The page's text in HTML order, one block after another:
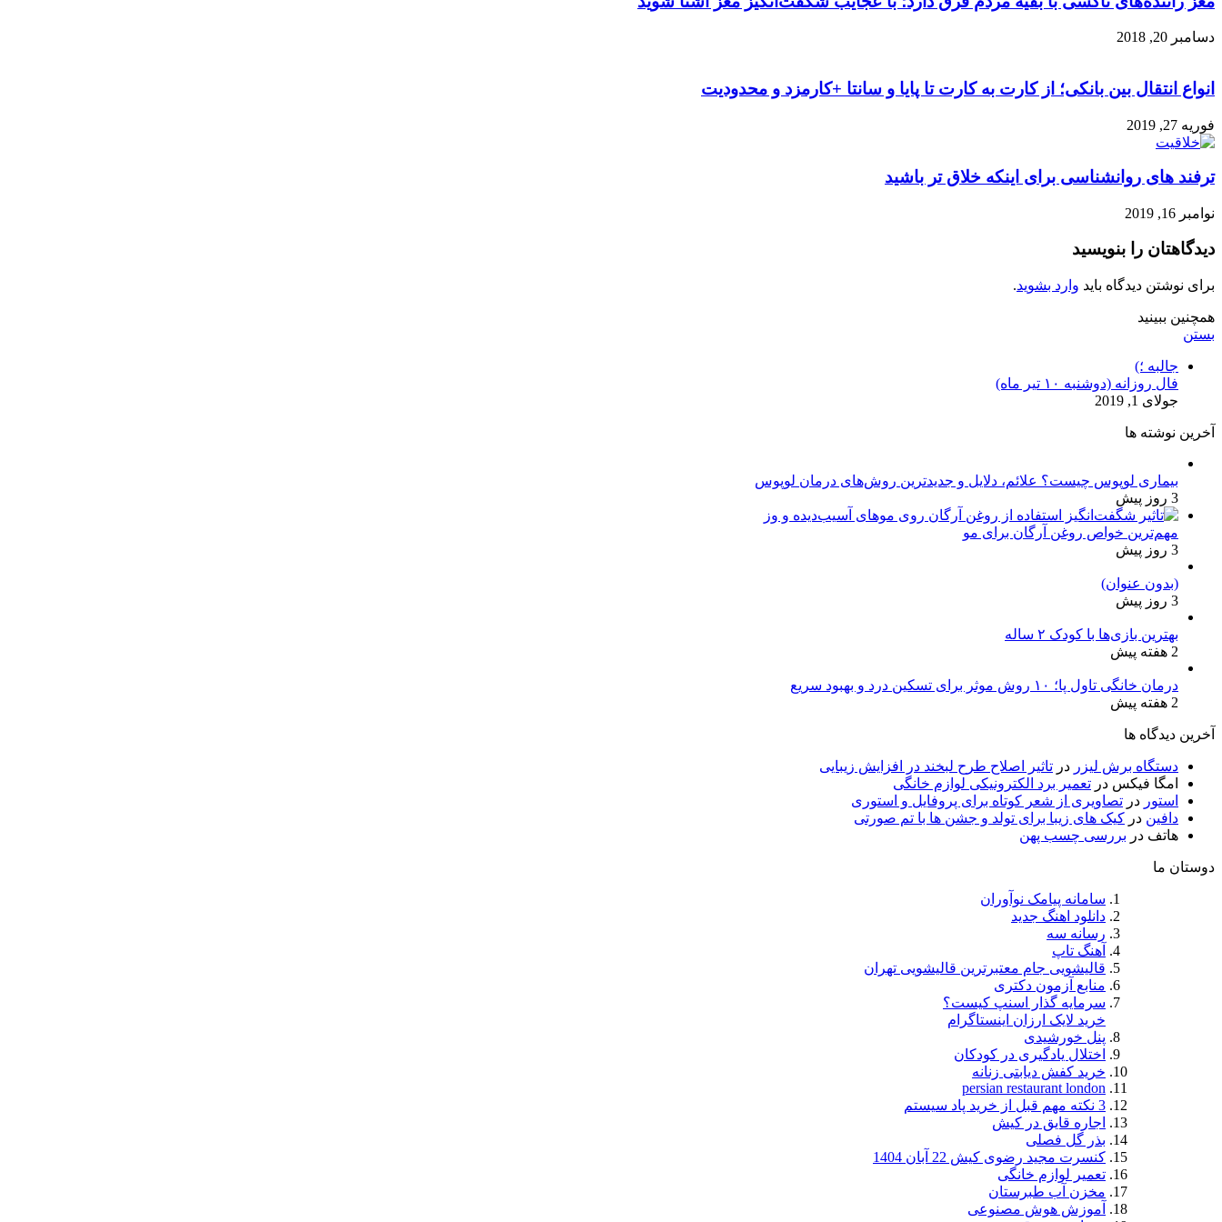
دسامبر 20, 2018
انواع انتقال بین بانکی؛ از کارت به کارت تا پایا و سانتا +کارمزد و محدودیت
فوریه 27, 2019
ترفند های روانشناسی برای اینکه خلاق تر باشید
نوامبر 16, 2019
دیدگاهتان را بنویسید
برای نوشتن دیدگاه باید وارد بشوید.
همچنین ببینید
بستن
جالبه ؛)
فال روزانه (دوشنبه ۱۰ تیر ماه)
جولای 1, 2019
آخرین نوشته ها
بیماری لوپوس چیست؟ علائم، دلایل و جدیدترین روش‌های درمان لوپوس
3 روز پیش
مهم‌ترین خواص روغن آرگان برای مو
3 روز پیش
(بدون عنوان)
3 روز پیش
بهترین بازی‌ها با کودک ۲ ساله
2 هفته پیش
درمان خانگی تاول پا؛ ۱۰ روش موثر برای تسکین درد و بهبود سریع
2 هفته پیش
آخرین دیدگاه ها
دستگاه برش لیزر در تاثیر اصلاح طرح لبخند در افزایش زیبایی
امگا فیکس در تعمیر برد الکترونیکی لوازم خانگی
استور در تصاویری از شعر کوتاه برای پروفایل و استوری
دافین در کیک های زیبا برای تولد و جشن ها با تم صورتی
هاتف در بررسی چسب پهن
دوستان ما
سامانه پیامک نوآوران
دانلود اهنگ جدید
رسانه سه
آهنگ تاپ
قالیشویی جام معتبرترین قالیشویی تهران
منابع آزمون دکتری
سرمایه گذار اسنپ کیست؟
خرید لایک ارزان اینستاگرام
پنل خورشیدی
اختلال یادگیری در کودکان
خرید کفش دیابتی زنانه
persian restaurant london
3 نکته مهم قبل از خرید پاد سیستم
اجاره قایق در کیش
بذر گل فصلی
کنسرت مجید رضوی کیش 22 آبان 1404
تعمیر لوازم خانگی
مخزن آب طبرستان
آموزش هوش مصنوعی